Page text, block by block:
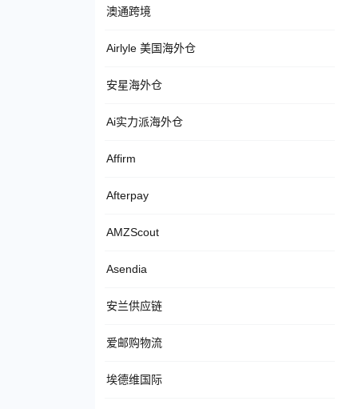
澳通跨境
Airlyle 美国海外仓
安星海外仓
Ai实力派海外仓
Affirm
Afterpay
AMZScout
Asendia
安兰供应链
爱邮购物流
埃德维国际